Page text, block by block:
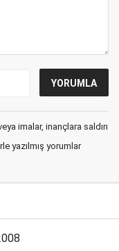
imalar, inançlara saldırı
yazılmış yorumlar